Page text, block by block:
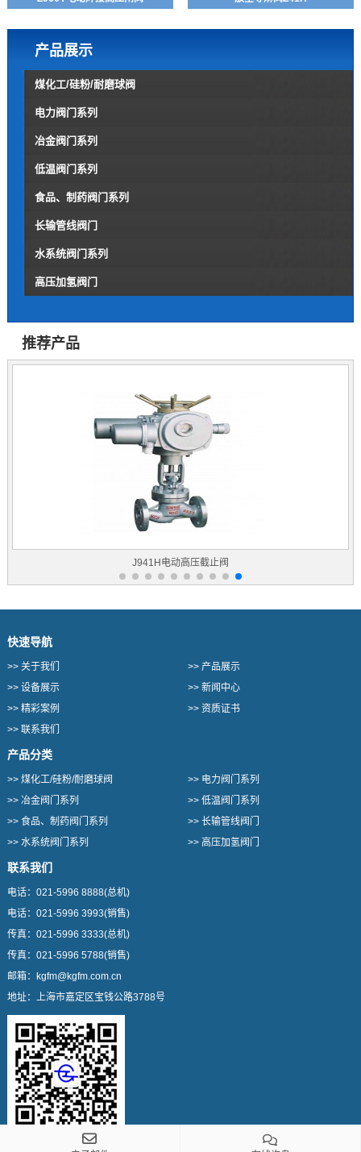
产品展示
煤化工/硅粉/耐磨球阀
电力阀门系列
冶金阀门系列
低温阀门系列
食品、制药阀门系列
长输管线阀门
水系统阀门系列
高压加氢阀门
推荐产品
J941H电动高压截止阀
快速导航
>> 关于我们 >> 产品展示
>> 设备展示 >> 新闻中心
>> 精彩案例 >> 资质证书
>> 联系我们
产品分类
>> 煤化工/硅粉/耐磨球阀 >> 电力阀门系列
>> 冶金阀门系列 >> 低温阀门系列
>> 食品、制药阀门系列 >> 长输管线阀门
>> 水系统阀门系列 >> 高压加氢阀门
联系我们
电话： 021-5996 8888(总机)
电话： 021-5996 3993(销售)
传真： 021-5996 3333(总机)
传真： 021-5996 5788(销售)
邮箱：
kgfm@kgfm.com.cn
地址： 上海市嘉定区宝钱公路3788号